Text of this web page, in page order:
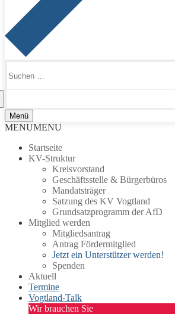
nach:
Menü
MENUMENU
Startseite
KV-Struktur
Kreisvorstand
Geschäftsstelle & Bürgerbüros
Mandatsträger
Satzung des KV Vogtland
Grundsatzprogramm der AfD
Mitglied werden
Mitgliedsantrag
Antrag Fördermitglied
Jetzt ein Unterstützer werden!
Spenden
Aktuell
Termine
Vogtland-Talk
Wir brauchen Sie